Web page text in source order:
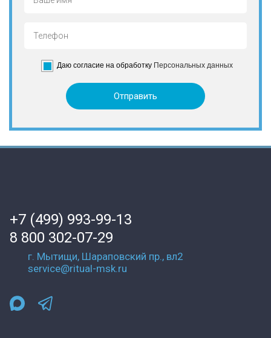
Даю согласие на обработку Персональных данных
+7 (499) 993-99-13
8 800 302-07-29
г. Мытищи, Шараповский пр., вл2
service@ritual-msk.ru